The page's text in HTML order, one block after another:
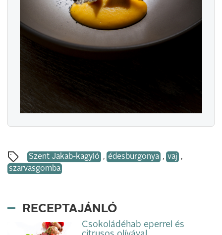
Szent Jakab-kagyló , édesburgonya , vaj ,
szarvasgomba
RECEPTAJÁNLÓ
Csokoládéhab eperrel és